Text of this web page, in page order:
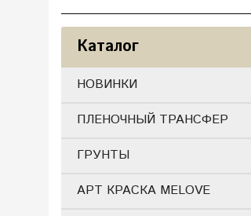
Каталог
НОВИНКИ
ПЛЕНОЧНЫЙ ТРАНСФЕР
ГРУНТЫ
АРТ КРАСКА MELOVE